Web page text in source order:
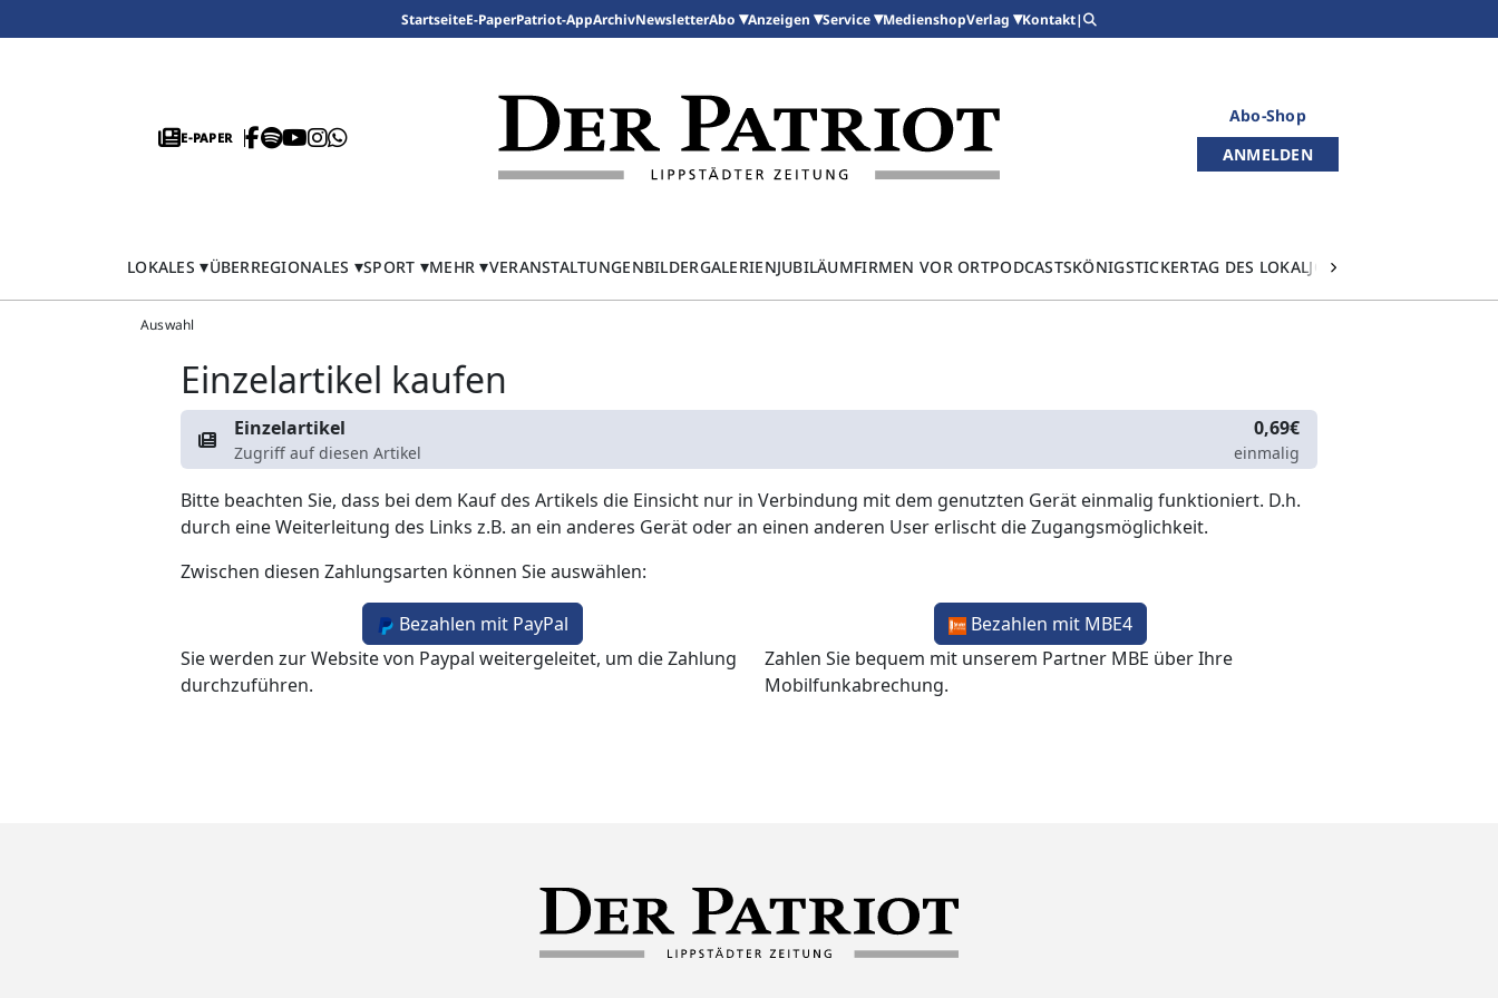
StartseiteE-PaperPatriot-AppArchivNewsletterAbo Anzeigen Service MedienshopVerlag Kontakt|
E-PAPER
Abo-Shop
ANMELDEN
LOKALES ÜBERREGIONALES SPORT MEHR VERANSTALTUNGENBILDERGALERIENJUBILÄUMFIRMEN VOR ORTPODCASTSKÖNIGSTICKERTAG DES LOKALJOURNALISMUS
Auswahl
Einzelartikel kaufen
Einzelartikel
Zugriff auf diesen Artikel
0,69€
einmalig
Bitte beachten Sie, dass bei dem Kauf des Artikels die Einsicht nur in Verbindung mit dem genutzten Gerät einmalig funktioniert. D.h.
durch eine Weiterleitung des Links z.B. an ein anderes Gerät oder an einen anderen User erlischt die Zugangsmöglichkeit.
Zwischen diesen Zahlungsarten können Sie auswählen:
Bezahlen mit PayPal
Sie werden zur Website von Paypal weitergeleitet, um die Zahlung
durchzuführen.
Bezahlen mit MBE4
Zahlen Sie bequem mit unserem Partner MBE über Ihre
Mobilfunkabrechung.